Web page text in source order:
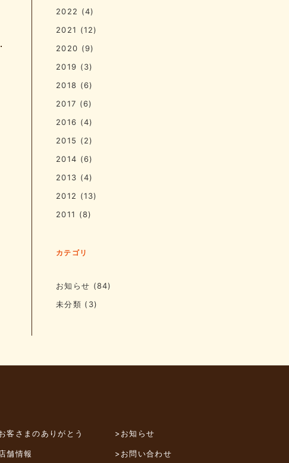
2022 (4)
2021 (12)
2020 (9)
2019 (3)
2018 (6)
2017 (6)
2016 (4)
2015 (2)
2014 (6)
2013 (4)
2012 (13)
2011 (8)
カテゴリ
お知らせ (84)
未分類 (3)
客さまのありがとう
舗情報
>お知らせ
>お問い合わせ